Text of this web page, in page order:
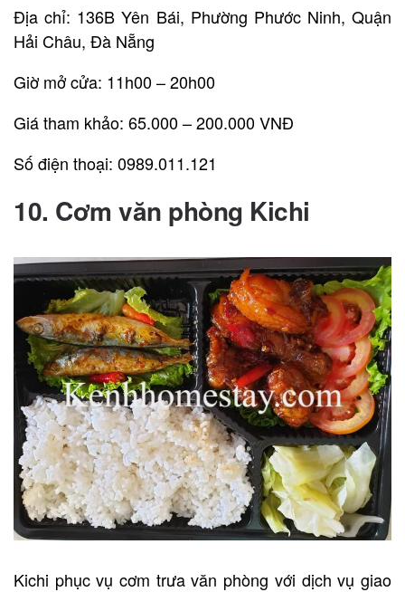
Địa chỉ: 136B Yên Bái, Phường Phước Ninh, Quận
Hải Châu, Đà Nẵng
Giờ mở cửa: 11h00 – 20h00
Giá tham khảo: 65.000 – 200.000 VNĐ
Số điện thoại: 0989.011.121
10. Cơm văn phòng Kichi
Kichi phục vụ cơm trưa văn phòng với dịch vụ giao